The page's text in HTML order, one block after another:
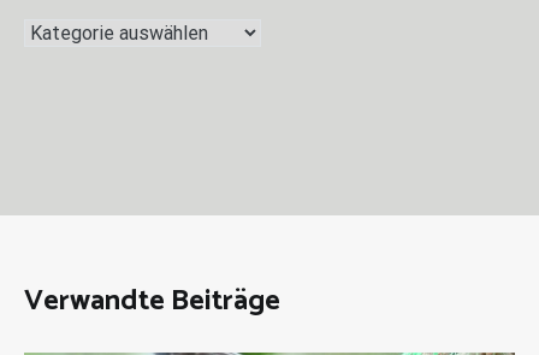
Kategorien
Verwandte Beiträge